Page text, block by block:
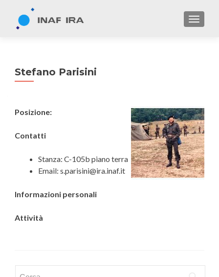
Stefano Parisini
Posizione:
Contatti
Stanza: C-105b piano terra
Email: s.parisini@ira.inaf.it
Informazioni personali
Attività